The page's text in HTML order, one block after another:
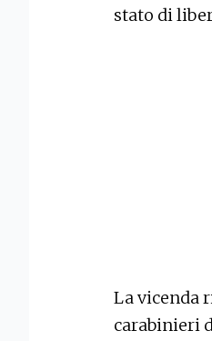
stato di
La vicenda
carabinieri